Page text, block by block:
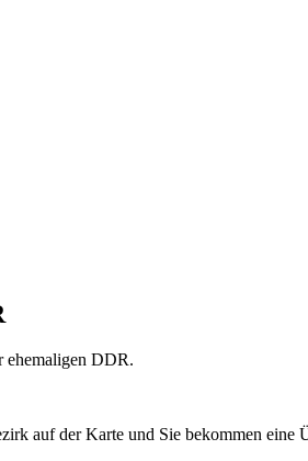
ehemaligen DDR.
auf der Karte und Sie bekommen eine